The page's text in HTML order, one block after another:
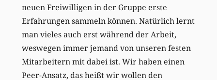
neuen Freiwilligen in der Gruppe erste
Erfahrungen sammeln können. Natürlich lernt
man vieles auch erst während der Arbeit,
weswegen immer jemand von unseren festen
Mitarbeitern mit dabei ist. Wir haben einen
Peer-Ansatz, das heißt wir wollen den